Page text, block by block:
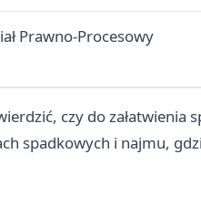
Prawno-Procesowy
czy do załatwienia
spadkowych i najmu,